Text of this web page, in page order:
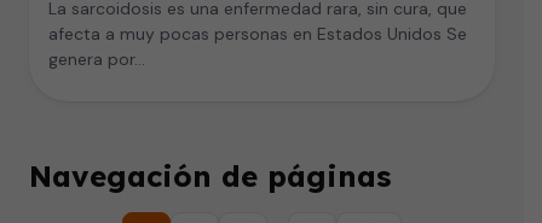
La sarcoidosis es una enfermedad rara, sin cura, que
afecta a muy pocas personas en Estados Unidos Se
genera por…
Navegación de páginas